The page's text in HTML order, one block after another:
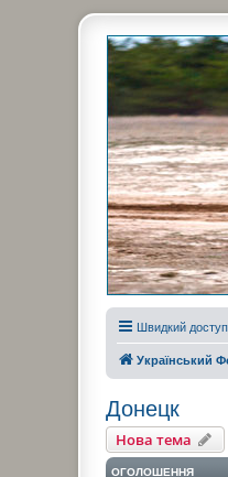
Всеукраинский
Швидкий доступ
Український
Донецк
Нова тема
ОГОЛОШЕННЯ